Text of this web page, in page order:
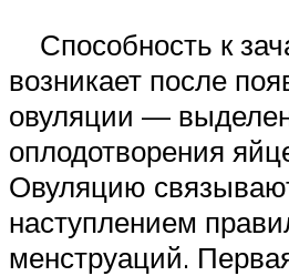
Способность к
возникает после
овуляции —
оплодотворения
Овуляцию
наступлением
менструаций.